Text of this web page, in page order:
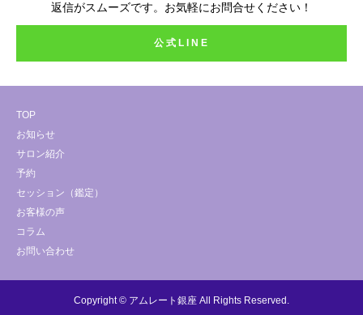
返信がスムーズです。お気軽にお問合せください！
公式LINE
TOP
お知らせ
サロン紹介
予約
セッション（鑑定）
お客様の声
コラム
お問い合わせ
Copyright © アムレート銀座 All Rights Reserved.